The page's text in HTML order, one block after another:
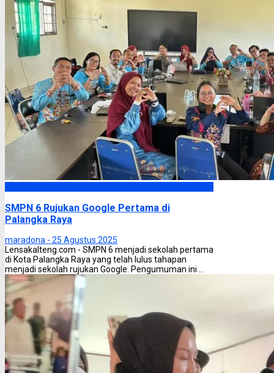
SMPN 6 Rujukan Google Pertama di
Palangka Raya
maradona - 25 Agustus 2025
Lensakalteng.com - SMPN 6 menjadi sekolah pertama
di Kota Palangka Raya yang telah lulus tahapan
menjadi sekolah rujukan Google. Pengumuman ini ...